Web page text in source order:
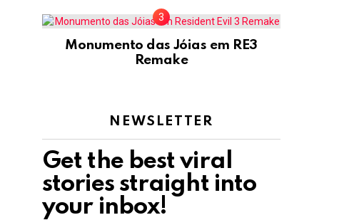
Monumento das Jóias em RE3
Remake
NEWSLETTER
Get the best viral
stories straight into
your inbox!